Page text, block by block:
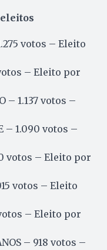
votos – Eleito
– Eleito por
– 1.137 votos –
– 1.090 votos –
votos – Eleito por
votos – Eleito
– Eleito por
– 918 votos –